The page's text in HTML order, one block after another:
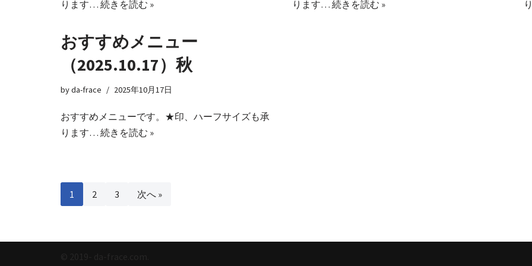
ります… 続きを読む »
ります… 続きを読む »
おすすめメニュー
（2025.10.17）秋
byda-frace 2025年10月17日
おすすめメニューです。★印、ハーフサイズも承
ります… 続きを読む »
1 2 3 次へ »